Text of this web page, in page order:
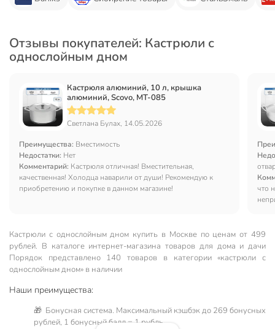
Отзывы покупателей: Кастрюли с
однослойным дном
Кастрюля алюминий, 10 л, крышка
алюминий, Scovo, МТ-085
Светлана Булах, 14.05.2026
Преимущества: Вместимость
Недостатки: Нет
Комментарий: Кастрюля отличная! Вместительная,
качественная! Холодца наварили от души! Рекомендую к
приобретению и покупке в данном магазине!
что
Кастрюли с однослойным дном купить в Москве по ценам от 499
рублей. В каталоге интернет-магазина товаров для дома и дачи
Порядок представлено 140 товаров в категории «кастрюли с
однослойным дном» в наличии
Наши преимущества:
🎁 Бонусная система. Максимальный кэшбэк до 269 бонусных
рублей, 1 бонусный балл = 1 рубль.